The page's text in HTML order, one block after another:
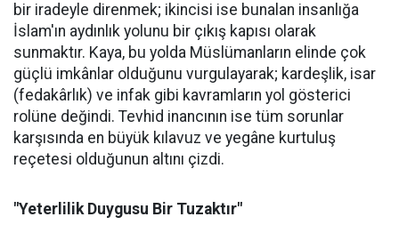
bir iradeyle direnmek; ikincisi ise bunalan insanlığa
İslam'ın aydınlık yolunu bir çıkış kapısı olarak
sunmaktır. Kaya, bu yolda Müslümanların elinde çok
güçlü imkânlar olduğunu vurgulayarak; kardeşlik, isar
(fedakârlık) ve infak gibi kavramların yol gösterici
rolüne değindi. Tevhid inancının ise tüm sorunlar
karşısında en büyük kılavuz ve yegâne kurtuluş
reçetesi olduğunun altını çizdi.
"Yeterlilik Duygusu Bir Tuzaktır"